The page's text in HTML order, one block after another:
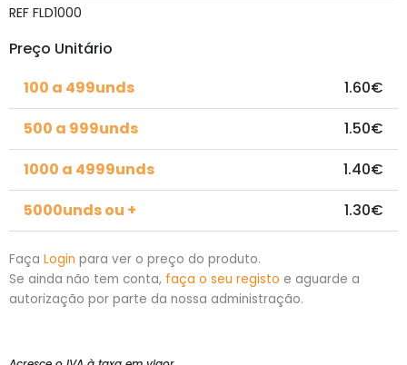
REF FLD1000
Preço Unitário
100 a 499unds
1.60€
500 a 999unds
1.50€
1000 a 4999unds
1.40€
5000unds ou +
1.30€
Faça Login para ver o preço do produto.
Se ainda não tem conta, faça o seu registo e aguarde a
autorização por parte da nossa administração.